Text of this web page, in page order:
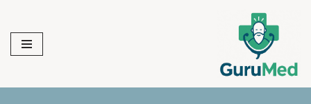
content